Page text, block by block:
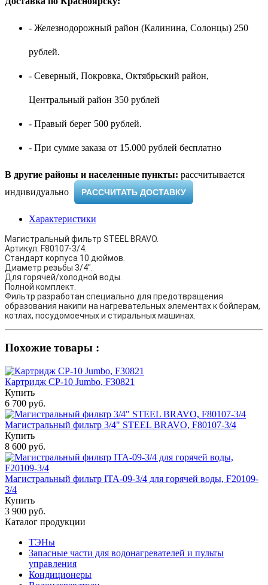
- Железнодорожный район (Калинина, Солонцы) 250
рублей.
- Северный, Покровка, Октябрьский район,
Центральный район 350 рублей
- Правый берег 500 рублей.
- При сумме заказа от 15.000 рублей бесплатно
В другие районы и населенные пункты: рассчитывается
индивидуально ​
РАССЧИТАТЬ ДОСТАВКУ
Характеристики
Магистральный фильтр STEEL BRAVO.
Артикул: F80107-3/4.
Стандарт корпуса 10 дюймов.
Диаметр резьбы 3/4".
Для горячей/холодной воды.
Полной комплект.
Фильтр разработан специально для предотвращения
образования накипи на нагревательных элементах к бойлерам,
котлах, посудомоечных и стиральных машинах.
Похожие товары :
Картридж CP-10 Jumbo, F30821
Купить
6 700 руб.
Магистральный фильтр 3/4" STEEL BRAVO, F80107-3/4
Купить
8 600 руб.
Магистральный фильтр ITA-09-3/4 для горячей воды, F20109-
3/4
Купить
3 900 руб.
Каталог продукции
ТЭНы
Запасные части для водонагревателей и пульты
управления
Кондиционеры